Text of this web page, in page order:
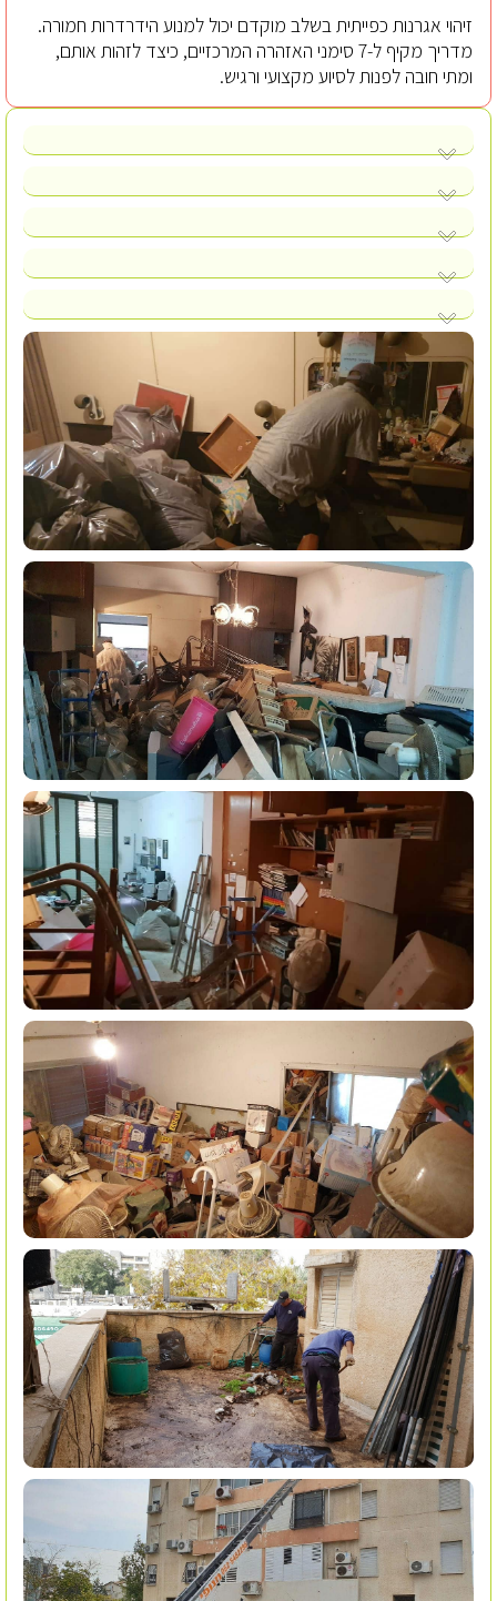
זיהוי אגרנות כפייתית בשלב מוקדם יכול למנוע הידרדרות חמורה.
מדריך מקיף ל-7 סימני האזהרה המרכזיים, כיצד לזהות אותם,
ומתי חובה לפנות לסיוע מקצועי ורגיש.